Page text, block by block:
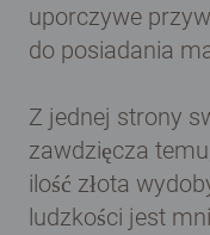
uporczywe
do posiadania
Z jednej strony
zawdzięcza
ilość złota
ludzkości jest